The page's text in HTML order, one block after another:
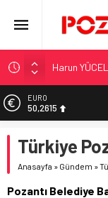
“KILAVUZ
Adana’nın
Yılmaz
Ajans
EURO
50,2615
5.910,66
BİST
Türkiye
Anasayfa » Gündem »
Pozantı Belediye